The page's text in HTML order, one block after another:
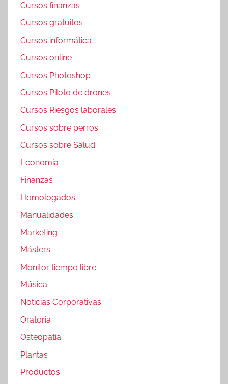
Cursos finanzas
Cursos gratuitos
Cursos informática
Cursos online
Cursos Photoshop
Cursos Piloto de drones
Cursos Riesgos laborales
Cursos sobre perros
Cursos sobre Salud
Economía
Finanzas
Homologados
Manualidades
Marketing
Másters
Monitor tiempo libre
Música
Noticias Corporativas
Oratoria
Osteopatía
Plantas
Productos